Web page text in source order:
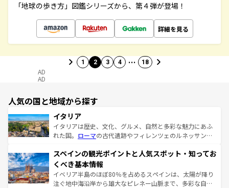
「地球の歩き方」図鑑シリーズから、第４弾が登場！
詳細を見る
1 2 3 4 … 18
AD
AD
人気の国と地域から探す
イタリア
イタリアは歴史、文化、グルメ、自然と多彩な魅力にあふ
れた国。 ローマの古代遺跡やフィレンツェのルネッサンス
ろん、トスカーナの美しい田園風景やアマルフィ海岸の絶
景など、自然景観も見逃せない。観光の合間には、本場の
ピザやパスタなど、絶品のイタリア料理を堪能することも
できる。朝目覚めてから夜眠るまで、すべての瞬間を楽し
スペインの観光ポイントと人気スポット・知ってお
くべき基本情報
イベリア半島のほぼ80％を占めるスペインは、太陽が降り
注ぐ地中海沿岸から雄大なピレネー山脈まで、多彩な自然